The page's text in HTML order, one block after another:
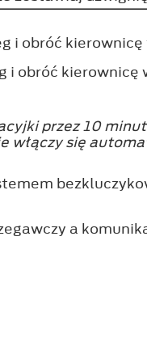
i obróć
i obróć kierownicę
przez 10
włączy się
a